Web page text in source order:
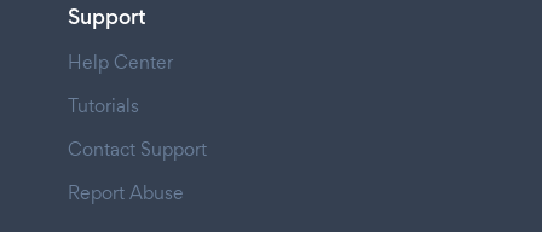
Support
Help Center
Tutorials
Contact Support
Report Abuse